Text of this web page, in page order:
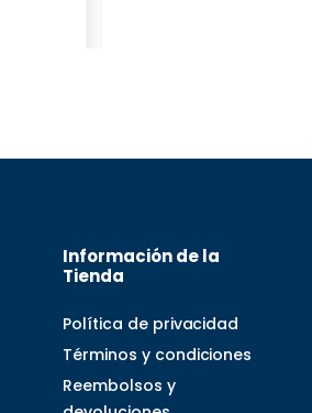
Información de la
Tienda
Política de privacidad
Términos y condiciones
Reembolsos y